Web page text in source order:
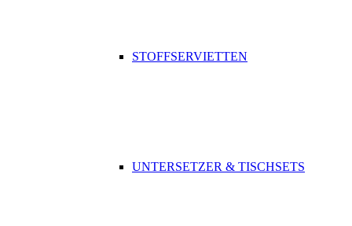
STOFFSERVIETTEN
UNTERSETZER & TISCHSETS